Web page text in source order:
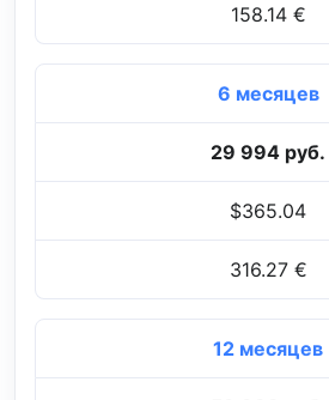
158.14 €
6 месяцев
29 994 руб.
$365.04
316.27 €
12 месяцев